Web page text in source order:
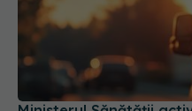
Ministerul Sănătății
caniculă. Măsuri
pentru populație
03 aug 2026, 10:30